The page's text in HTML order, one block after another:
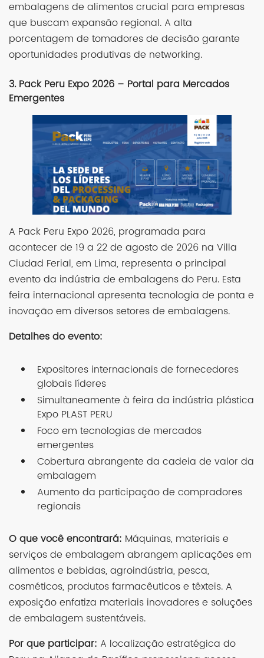
embalagens de alimentos crucial para empresas
que buscam expansão regional. A alta
porcentagem de tomadores de decisão garante
oportunidades produtivas de networking.
3. Pack Peru Expo 2026 – Portal para Mercados
Emergentes
A Pack Peru Expo 2026, programada para
acontecer de 19 a 22 de agosto de 2026 na Villa
Ciudad Ferial, em Lima, representa o principal
evento da indústria de embalagens do Peru. Esta
feira internacional apresenta tecnologia de ponta e
inovação em diversos setores de embalagens.
Detalhes do evento:
Expositores internacionais de fornecedores
globais líderes
Simultaneamente à feira da indústria plástica
Expo PLAST PERU
Foco em tecnologias de mercados
emergentes
Cobertura abrangente da cadeia de valor da
embalagem
Aumento da participação de compradores
regionais
O que você encontrará: Máquinas, materiais e
serviços de embalagem abrangem aplicações em
alimentos e bebidas, agroindústria, pesca,
cosméticos, produtos farmacêuticos e têxteis. A
exposição enfatiza materiais inovadores e soluções
de embalagem sustentáveis.
Por que participar: A localização estratégica do